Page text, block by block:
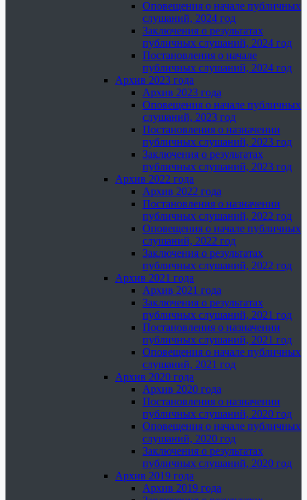
Оповещения о начале публичных
слушаний, 2024 год
Заключения о результатах
публичных слушаний, 2024 год
Постановления о начале
публичных слушаний, 2024 год
Архив 2023 года
Архив 2023 года
Оповещения о начале публичных
слушаний, 2023 год
Постановления о назначении
публичных слушаний, 2023 год
Заключения о результатах
публичных слушаний, 2023 год
Архив 2022 года
Архив 2022 года
Постановления о назначении
публичных слушаний, 2022 год
Оповещения о начале публичных
слушаний, 2022 год
Заключения о результатах
публичных слушаний, 2022 год
Архив 2021 года
Архив 2021 года
Заключения о результатах
публичных слушаний, 2021 год
Постановления о назначении
публичных слушаний, 2021 год
Оповещения о начале публичных
слушаний, 2021 год
Архив 2020 года
Архив 2020 года
Постановления о назначении
публичных слушаний, 2020 год
Оповещения о начале публичных
слушаний, 2020 год
Заключения о результатах
публичных слушаний, 2020 год
Архив 2019 года
Архив 2019 года